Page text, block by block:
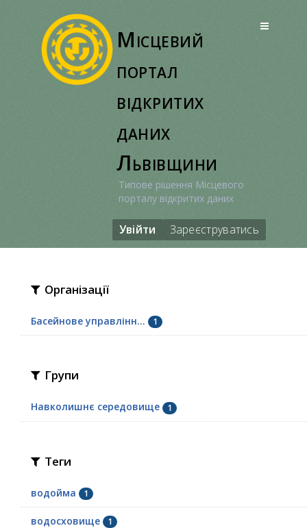
Місцевий
портал
відкритих
даних
Львівщини
Типове рішення Місцевого
порталу відкритих даних
Увійти Зареєструватись
Організації
Басейнове управлінн... 1
Групи
Навколишнє середовище 1
Теги
водойма 1
водосховище 1